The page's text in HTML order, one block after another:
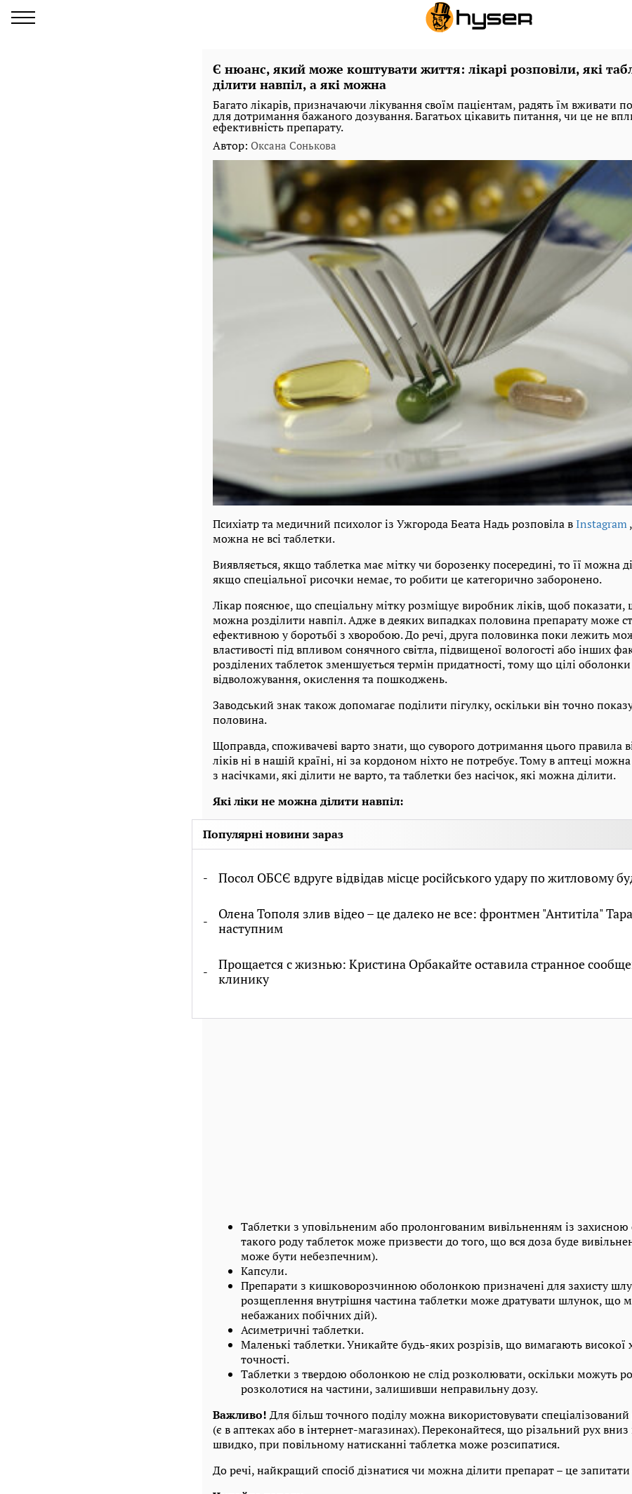
Є нюанс, який може коштувати життя: лікарі розповіли, які
ділити навпіл, а які можна
Багато лікарів, призначаючи лікування своїм пацієнтам, радять їм вживати
для дотримання бажаного дозування. Багатьох цікавить питання, чи це не
ефективність препарату.
Автор: Оксана Сонькова
Психіатр та медичний психолог із Ужгорода Беата Надь розповіла вInstagram
можна не всі таблетки.
Виявляється, якщо таблетка має мітку чи борозенку посередині, то її можна
якщо спеціальної рисочки немає, то робити це категорично заборонено.
Лікар пояснює, що спеціальну мітку розміщує виробник ліків, щоб показати,
можна розділити навпіл. Адже в деяких випадках половина препарату може
ефективною у боротьбі з хворобою. До речі, друга половинка поки лежить
властивості під впливом сонячного світла, підвищеної вологості або інших
розділених таблеток зменшується термін придатності, тому що цілі
відволожування, окислення та пошкоджень.
Заводський знак також допомагає поділити пігулку, оскільки він точно
половина.
Щоправда, споживачеві варто знати, що суворого дотримання цього правила
ліків ні в нашій країні, ні за кордоном ніхто не потребує. Тому в аптеці
з насічками, які ділити не варто, та таблетки без насічок, які можна ділити.
Які ліки не можна ділити навпіл:
Популярні новини зараз
Посол ОБСЄ вдруге відвідав місце російського удару по житловому
Олена Тополя злив відео – це далеко не все: фронтмен "Антитіла"
наступним
Прощается с жизнью: Кристина Орбакайте оставила странное
клинику
Таблетки з уповільненим або пролонгованим вивільненням із
такого роду таблеток може призвести до того, що вся доза буде
може бути небезпечним).
Капсули.
Препарати з кишковорозчинною оболонкою призначені для захисту
розщеплення внутрішня частина таблетки може дратувати шлунок, що
небажаних побічних дій).
Асиметричні таблетки.
Маленькі таблетки. Уникайте будь-яких розрізів, що вимагають високої
точності.
Таблетки з твердою оболонкою не слід розколювати, оскільки можуть
розколотися на частини, залишивши неправильну дозу.
Важливо! Для більш точного поділу можна використовувати спеціалізований
(є в аптеках або в інтернет-магазинах). Переконайтеся, що різальний рух вниз
швидко, при повільному натисканні таблетка може розсипатися.
До речі, найкращий спосіб дізнатися чи можна ділити препарат – це запитати